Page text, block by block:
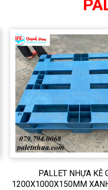
PALLET NHỰA KÊ
1200X1000X150MM